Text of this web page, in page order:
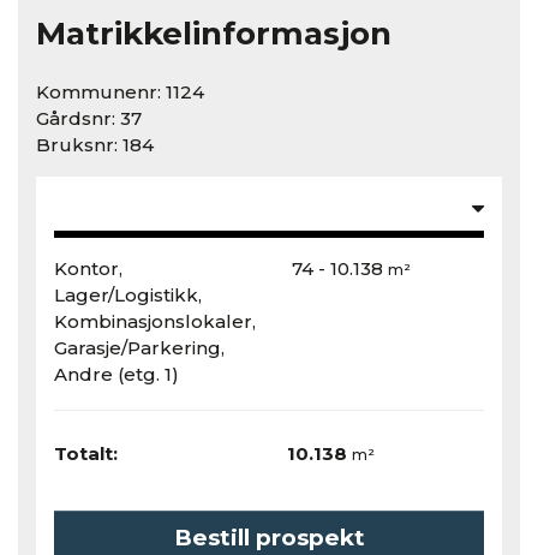
Matrikkelinformasjon
Kommunenr: 1124
Gårdsnr: 37
Bruksnr: 184
Kontor,
Lager/Logistikk,
Kombinasjonslokaler,
Garasje/Parkering,
Andre (etg. 1)
74 - 10.138 m²
Totalt: 10.138 m²
Bestill prospekt